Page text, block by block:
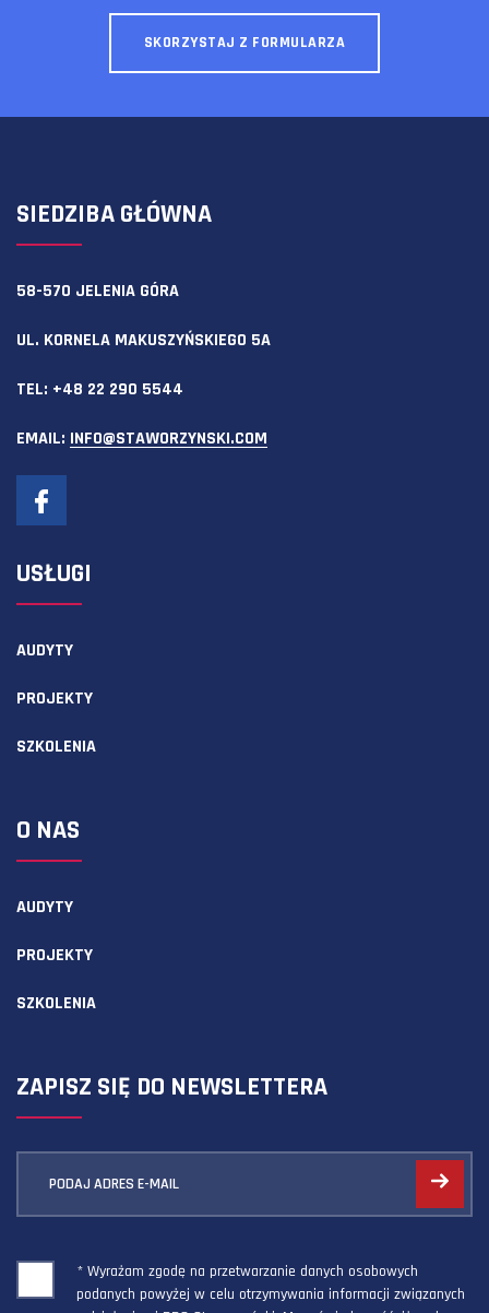
SKORZYSTAJ Z FORMULARZA
SIEDZIBA GŁÓWNA
58-570 JELENIA GÓRA
UL. KORNELA MAKUSZYŃSKIEGO 5A
TEL: +48 22 290 5544
EMAIL: INFO@STAWORZYNSKI.COM
USŁUGI
AUDYTY
PROJEKTY
SZKOLENIA
O NAS
AUDYTY
PROJEKTY
SZKOLENIA
ZAPISZ SIĘ DO NEWSLETTERA
PODAJ ADRES E-MAIL
* Wyrażam zgodę na przetwarzanie danych osobowych
podanych powyżej w celu otrzymywania informacji związanych